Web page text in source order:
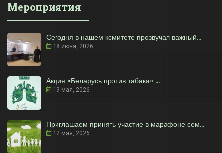
Мероприятия
Сегодня в нашем комитете прозвучал важный...
18 июня, 2026
Акция «Беларусь против табака» ...
19 мая, 2026
Приглашаем принять участие в марафоне сем...
12 мая, 2026